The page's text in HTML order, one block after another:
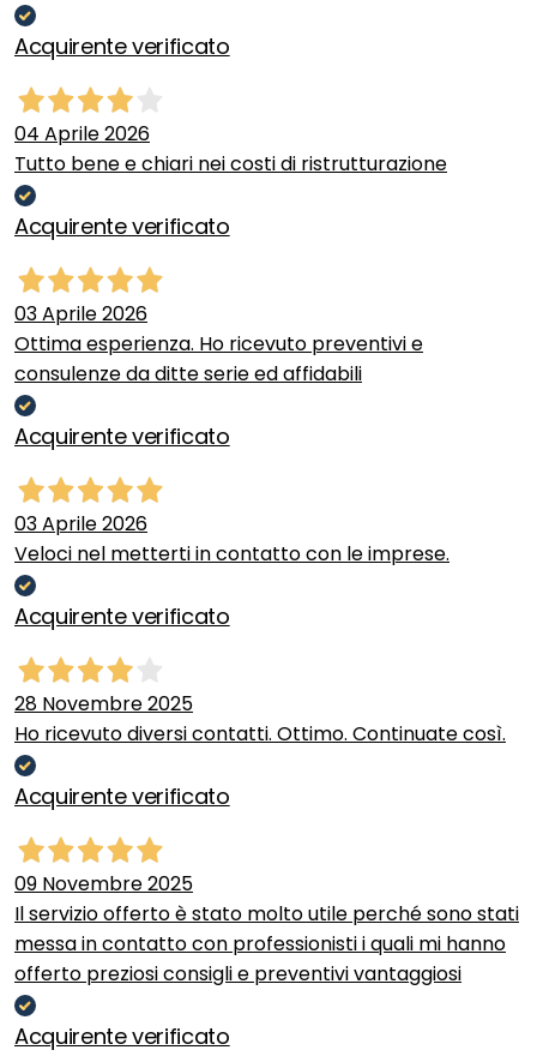
Acquirente verificato
04 Aprile 2026
Tutto bene e chiari nei costi di ristrutturazione
Acquirente verificato
03 Aprile 2026
Ottima esperienza. Ho ricevuto preventivi e
consulenze da ditte serie ed affidabili
Acquirente verificato
03 Aprile 2026
Veloci nel metterti in contatto con le imprese.
Acquirente verificato
28 Novembre 2025
Ho ricevuto diversi contatti. Ottimo. Continuate così.
Acquirente verificato
09 Novembre 2025
Il servizio offerto è stato molto utile perché sono stati
messa in contatto con professionisti i quali mi hanno
offerto preziosi consigli e preventivi vantaggiosi
Acquirente verificato